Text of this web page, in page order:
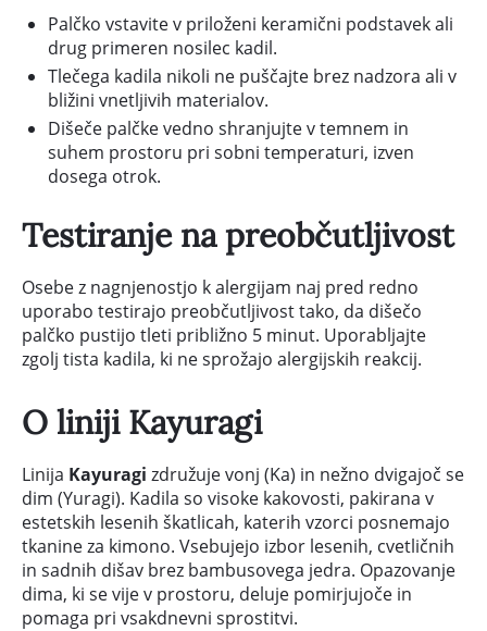
Palčko vstavite v priloženi keramični podstavek ali
drug primeren nosilec kadil.
Tlečega kadila nikoli ne puščajte brez nadzora ali v
bližini vnetljivih materialov.
Dišeče palčke vedno shranjujte v temnem in
suhem prostoru pri sobni temperaturi, izven
dosega otrok.
Testiranje na preobčutljivost
Osebe z nagnjenostjo k alergijam naj pred redno
uporabo testirajo preobčutljivost tako, da dišečo
palčko pustijo tleti približno 5 minut. Uporabljajte
zgolj tista kadila, ki ne sprožajo alergijskih reakcij.
O liniji Kayuragi
Linija Kayuragi združuje vonj (Ka) in nežno dvigajoč se
dim (Yuragi). Kadila so visoke kakovosti, pakirana v
estetskih lesenih škatlicah, katerih vzorci posnemajo
tkanine za kimono. Vsebujejo izbor lesenih, cvetličnih
in sadnih dišav brez bambusovega jedra. Opazovanje
dima, ki se vije v prostoru, deluje pomirjujoče in
pomaga pri vsakdnevni sprostitvi.